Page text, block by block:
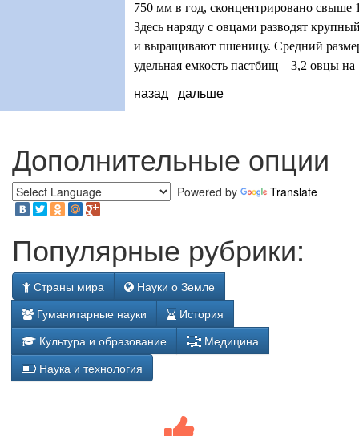
750 мм в год, сконцентрировано свыше
Здесь наряду с овцами разводят
и выращивают пшеницу. Средний размер
удельная емкость пастбищ – 3,2 овцы на
назад дальше
Дополнительные опции
Powered by Translate
Популярные рубрики:
Страны мира
Науки о Земле
Гуманитарные науки
История
Культура и образование
Медицина
Наука и технология